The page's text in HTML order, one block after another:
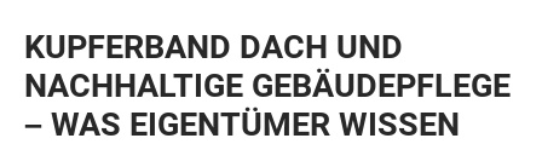
KUPFERBAND DACH UND
NACHHALTIGE GEBÄUDEPFLEGE
– WAS EIGENTÜMER WISSEN